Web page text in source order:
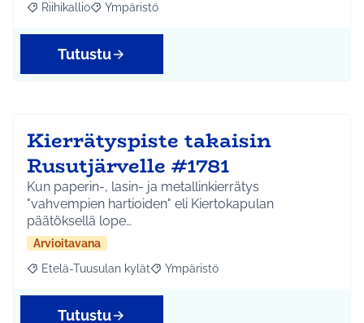
Rajaa tulokset aihepiirin mukaan: Riihikallio
Riihikallio Rajaa tulokset teeman mukaan: Ympäristö
Ympäristö
Tutustu
Kierrätyspiste takaisin
Rusutjärvelle #1781
Kun paperin-, lasin- ja metallinkierrätys
"vahvempien hartioiden" eli Kiertokapulan
päätöksellä lope…
Arvioitavana
Rajaa tulokset aihepiirin mukaan: Etelä-Tuusulan kylät
Etelä-Tuusulan kylät Rajaa tulokset teeman mukaan:
Ympäristö
Tutustu